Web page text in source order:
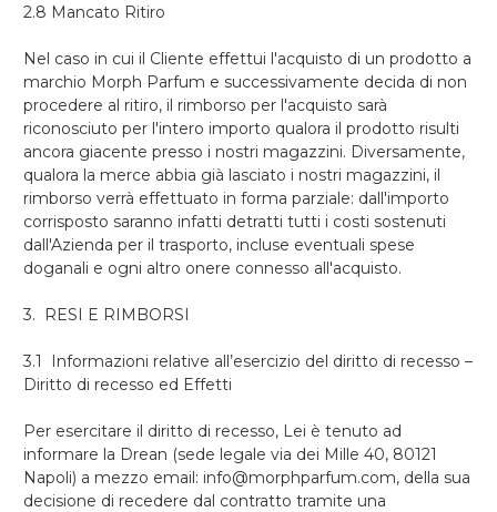
2.8 Mancato Ritiro
Nel caso in cui il Cliente effettui l'acquisto di un prodotto a
marchio Morph Parfum e successivamente decida di non
procedere al ritiro, il rimborso per l'acquisto sarà
riconosciuto per l'intero importo qualora il prodotto risulti
ancora giacente presso i nostri magazzini. Diversamente,
qualora la merce abbia già lasciato i nostri magazzini, il
rimborso verrà effettuato in forma parziale: dall'importo
corrisposto saranno infatti detratti tutti i costi sostenuti
dall'Azienda per il trasporto, incluse eventuali spese
doganali e ogni altro onere connesso all'acquisto.
3. RESI E RIMBORSI
3.1 Informazioni relative all’esercizio del diritto di recesso –
Diritto di recesso ed Effetti
Per esercitare il diritto di recesso, Lei è tenuto ad
informare la Drean (sede legale via dei Mille 40, 80121
Napoli) a mezzo email: info@morphparfum.com, della sua
decisione di recedere dal contratto tramite una